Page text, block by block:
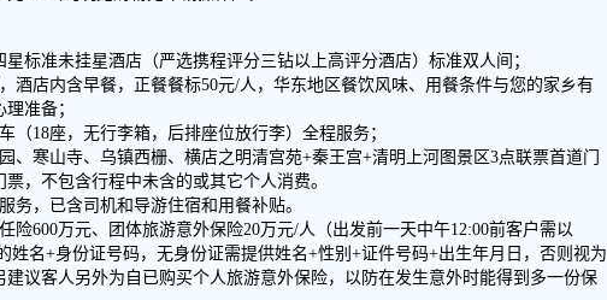
星标准未挂星酒店（严选携程评分三钻以上高评分酒店）标准双人间；
酒店内含早餐，正餐餐标50元/人，华东地区餐饮风味、用餐条件与您的家乡有
准备；
（18座，无行李箱，后排座位放行李）全程服务；
、寒山寺、乌镇西栅、横店之明清宫苑+秦王宫+清明上河图景区3点联票首道门
，不包含行程中未含的或其它个人消费。
务，已含司机和导游住宿和用餐补贴。
险600万元、团体旅游意外保险20万元/人（出发前一天中午12:00前客户需以
姓名+身份证号码，无身份证需提供姓名+性别+证件号码+出生年月日，否则视为
建议客人另外为自已购买个人旅游意外保险，以防在发生意外时能得到多一份保